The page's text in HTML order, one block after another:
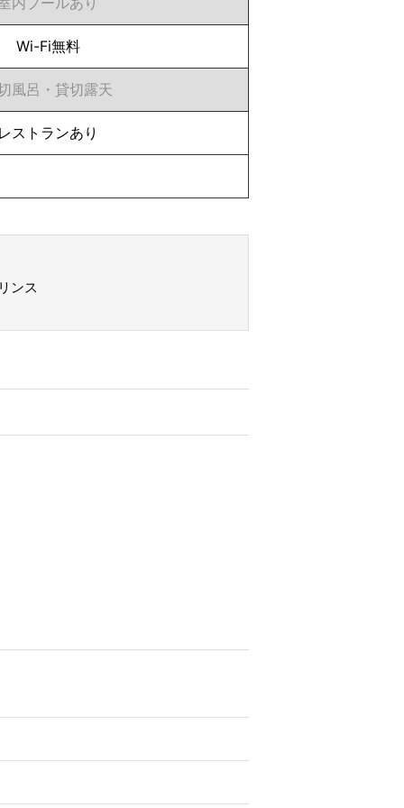
Wi-Fi無料
風呂・貸切露天
ストランあり
ンス